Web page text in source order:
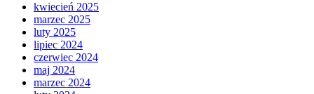
kwiecień 2025
marzec 2025
luty 2025
lipiec 2024
czerwiec 2024
maj 2024
marzec 2024